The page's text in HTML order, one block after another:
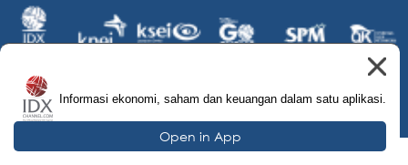
© 2026 IDX Channel. All Rights Reserved.
Informasi ekonomi, saham dan keuangan dalam satu aplikasi.
Open in App